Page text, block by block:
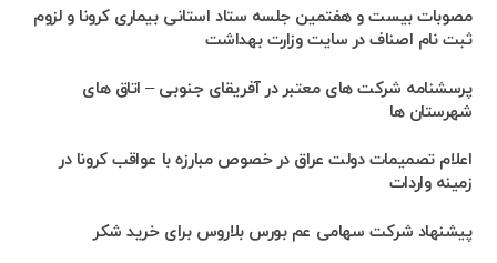
مصوبات بیست و هفتمین جلسه ستاد استانی بیماری کرونا و لزوم
ثبت نام اصناف در سایت وزارت بهداشت
پرسشنامه شرکت های معتبر در آفریقای جنوبی – اتاق های
شهرستان ها
اعلام تصمیمات دولت عراق در خصوص مبارزه با عواقب کرونا در
زمینه واردات
پیشنهاد شرکت سهامی عم بورس بلاروس برای خرید شکر